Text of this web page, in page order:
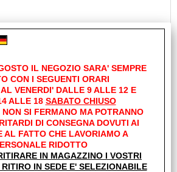
IL NEGOZIO SARA' SEMPRE
CON I SEGUENTI ORARI
VENERDI' DALLE 9 ALLE 12 E
ALLE 18 SABATO CHIUSO
SI FERMANO MA POTRANNO
DI CONSEGNA DOVUTI AI
AL FATTO CHE LAVORIAMO A
RIDOTTO
IN MAGAZZINO I VOSTRI
IN SEDE E' SELEZIONABILE